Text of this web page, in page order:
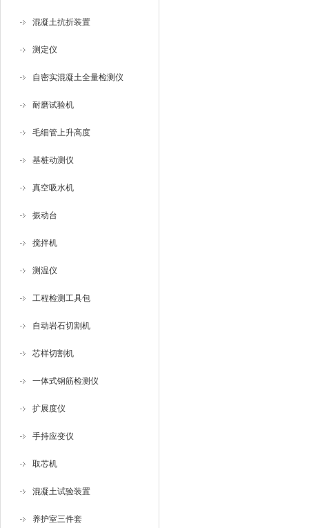
混凝土抗折装置
测定仪
自密实混凝土全量检测仪
耐磨试验机
毛细管上升高度
基桩动测仪
真空吸水机
振动台
搅拌机
测温仪
工程检测工具包
自动岩石切割机
芯样切割机
一体式钢筋检测仪
扩展度仪
手持应变仪
取芯机
混凝土试验装置
养护室三件套